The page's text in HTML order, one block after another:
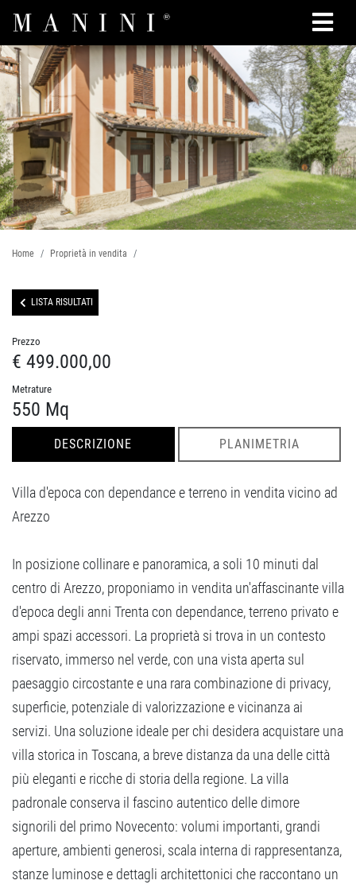
Home Proprietà in vendita
LISTA RISULTATI
Prezzo
€ 499.000,00
Metrature
550 Mq
DESCRIZIONE PLANIMETRIA
Villa d'epoca con dependance e terreno in vendita vicino ad
Arezzo
In posizione collinare e panoramica, a soli 10 minuti dal
centro di Arezzo, proponiamo in vendita un'affascinante villa
d'epoca degli anni Trenta con dependance, terreno privato e
ampi spazi accessori. La proprietà si trova in un contesto
riservato, immerso nel verde, con una vista aperta sul
paesaggio circostante e una rara combinazione di privacy,
superficie, potenziale di valorizzazione e vicinanza ai
servizi. Una soluzione ideale per chi desidera acquistare una
villa storica in Toscana, a breve distanza da una delle città
più eleganti e ricche di storia della regione. La villa
padronale conserva il fascino autentico delle dimore
signorili del primo Novecento: volumi importanti, grandi
aperture, ambienti generosi, scala interna di rappresentanza,
stanze luminose e dettagli architettonici che raccontano un